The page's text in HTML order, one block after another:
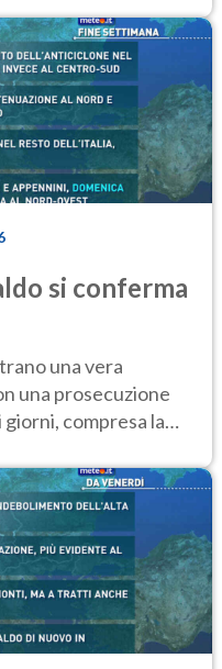
si conferma
una vera
una prosecuzione
compresa la